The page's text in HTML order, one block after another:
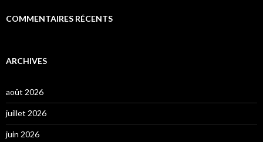
COMMENTAIRES RÉCENTS
ARCHIVES
août 2026
juillet 2026
juin 2026